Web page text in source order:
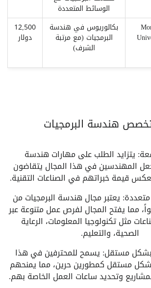
الوسائط المتعددة
بكالوريوس في هندسة
البرمجيات (مع مرتبة
الشرف)
12,500
دولار
تخصص هندسة البرمجيات
يتزايد الطلب على مهارات هندسة
المهندسين في هذا المجال يتقاضون
قيمة خبراتهم في الصناعات التقنية.
يعتبر مجال هندسة البرمجيات من
مما يفتح المجال لفرص عمل متنوعة عبر
مثل تكنولوجيا المعلومات، الرعاية
الصحية، والتعليم.
مستقل: يسمح للمحترفين في هذا
مستقل كمطورين حرين، مما يمنحهم
وتحديد ساعات العمل الخاصة بهم.